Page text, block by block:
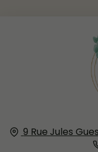
9 Rue Jules